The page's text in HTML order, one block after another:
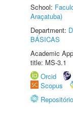
School:
Araçatuba)
Department:
BÁSICAS
Academic
title: MS-3.1
Orcid
Scopus